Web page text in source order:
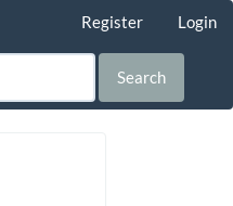
Register Login
Search